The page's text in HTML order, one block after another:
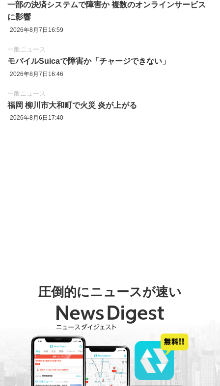
一部の決済システムで障害か 複数のオンラインサービス
に影響
2026年8月7日16:59
一般ニュース
モバイルSuicaで障害か「チャージできない」
2026年8月7日16:46
一般ニュース
福岡 柳川市大和町で火災 炎が上がる
2026年8月6日17:40
圧倒的にニュースが速い